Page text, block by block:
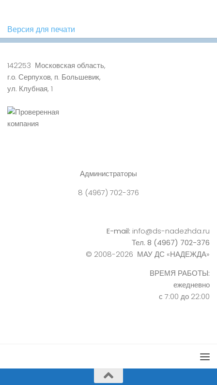
Версия для печати
142253 Московская область,
г.о. Серпухов, п. Большевик,
ул. Клубная, 1
Администраторы
8 (4967) 702-376
E-mail: info@ds-nadezhda.ru
Тел. 8 (4967) 702-376
© 2008-2026 МАУ ДС «НАДЕЖДА»
ВРЕМЯ РАБОТЫ:
ежедневно
с 7:00 до 22:00